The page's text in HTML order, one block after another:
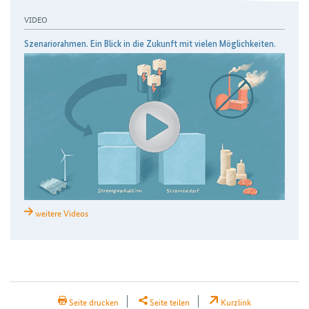
VIDEO
Szenariorahmen. Ein Blick in die Zukunft mit vielen Möglichkeiten.
weitere Videos
Seite drucken Seite teilen Kurzlink